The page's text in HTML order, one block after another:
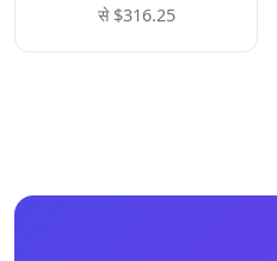
से $316.25